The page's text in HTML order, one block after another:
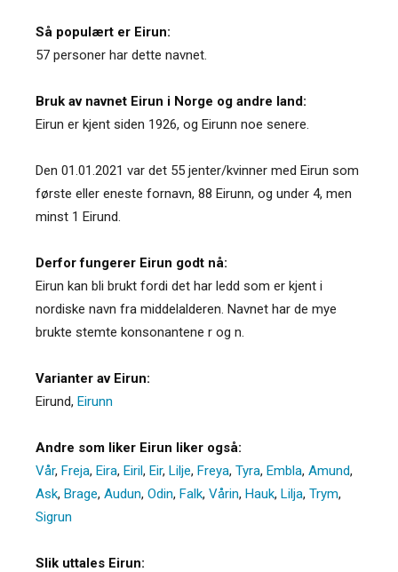
Så populært er Eirun:
57 personer har dette navnet.
Bruk av navnet Eirun i Norge og andre land:
Eirun er kjent siden 1926, og Eirunn noe senere.
Den 01.01.2021 var det 55 jenter/kvinner med Eirun som
første eller eneste fornavn, 88 Eirunn, og under 4, men
minst 1 Eirund.
Derfor fungerer Eirun godt nå:
Eirun kan bli brukt fordi det har ledd som er kjent i
nordiske navn fra middelalderen. Navnet har de mye
brukte stemte konsonantene r og n.
Varianter av Eirun:
Eirund, Eirunn
Andre som liker Eirun liker også:
Vår, Freja, Eira, Eiril, Eir, Lilje, Freya, Tyra, Embla, Amund,
Ask, Brage, Audun, Odin, Falk, Vårin, Hauk, Lilja, Trym,
Sigrun
Slik uttales Eirun: